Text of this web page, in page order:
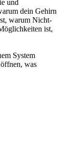
und
dein Gehirn
warum Nicht-
ist,
System
was